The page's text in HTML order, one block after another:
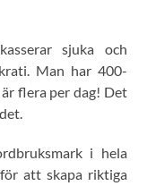
sjuka och
Man har 400-
flera per dag! Det
i hela
att skapa riktiga